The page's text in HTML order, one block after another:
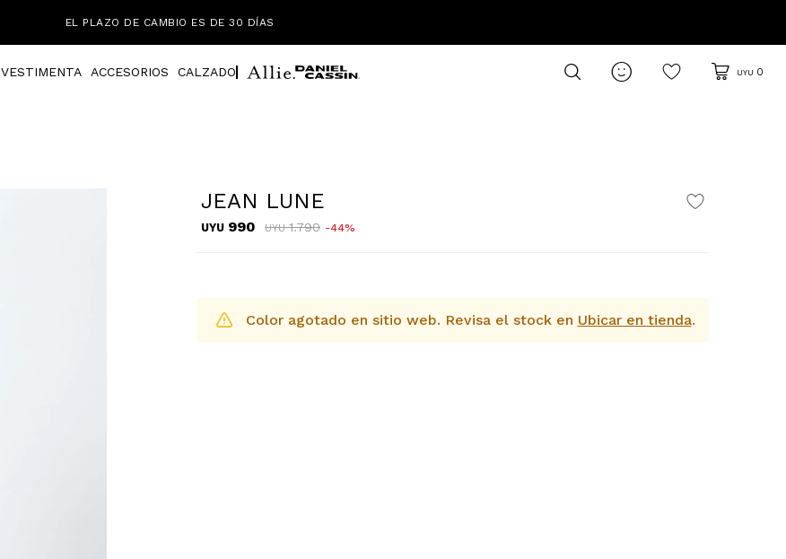
EL PLAZO DE CAMBIO ES DE 30 DÍAS
VESTIMENTA ACCESORIOS CALZADO  UYU 0
JEAN LUNE
UYU 990 UYU 1.790 44
Color agotado en sitio web. Revisa el stock en Ubicar en tienda.